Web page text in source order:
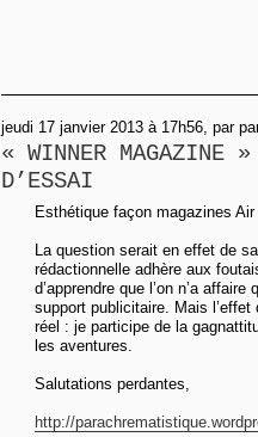
jeudi 17 janvier 2013 à 17h56, par
« WINNER MAGAZINE
D’ESSAI
Esthétique façon magazines
La question serait en effet de
rédactionnelle adhère aux
d’apprendre que l’on n’a
support publicitaire. Mais
réel : je participe de la
les aventures.
Salutations perdantes,
http://